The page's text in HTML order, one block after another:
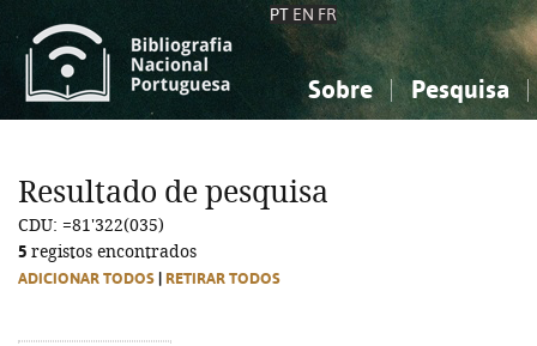
PT EN FR
Sobre Pesquisa
Ciências sociais...
Ciências sociais...
Resultado de pesquisa
CDU: =81'322(035)
5 registos encontrados
ADICIONAR TODOS RETIRAR TODOS